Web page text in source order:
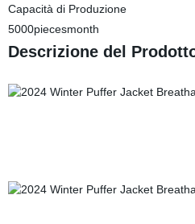
Capacità di Produzione
5000piecesmonth
Descrizione del